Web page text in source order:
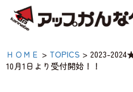
2023-
券のご案内
夏のスキー場も「かなり遊
神鍋高原キャンプ場
ＨＯＭＥ > TOPICS > 2023-
10月1日より受付開始！！